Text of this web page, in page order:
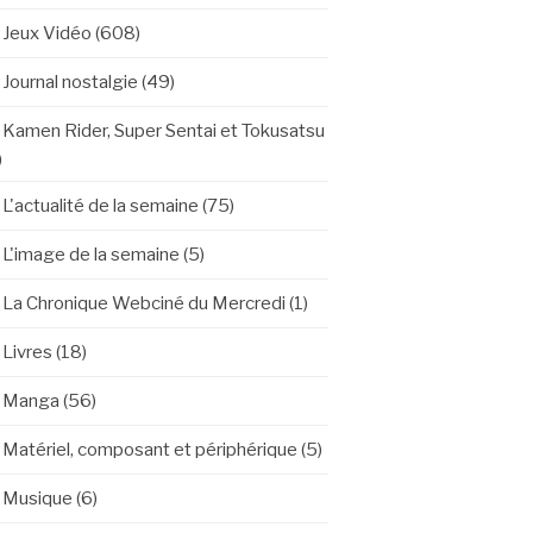
Jeux Vidéo (608)
Journal nostalgie (49)
Kamen Rider, Super Sentai et Tokusatsu
L'actualité de la semaine (75)
L'image de la semaine (5)
La Chronique Webciné du Mercredi (1)
Livres (18)
Manga (56)
Matériel, composant et périphérique (5)
Musique (6)